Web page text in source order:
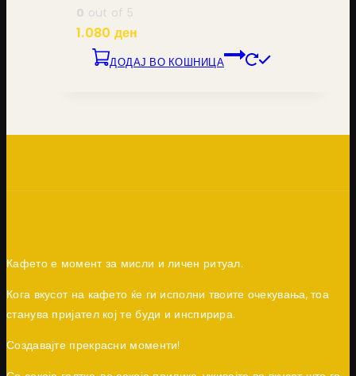
0 out of 5
1.080 ден
ДОДАЈ ВО КОШНИЦА
Кафето е момент за мисли и личен ритуал.
Кога вкусот на кафето ќе ги исполни твоите очекувања, тоа
станува пријател кој те буди и инспирира.
Создавајте прекрасни моменти!